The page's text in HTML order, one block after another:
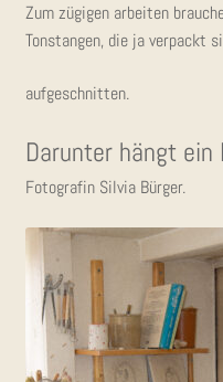
Zum zügi­gen arbei­ten
Ton­stan­gen, die ja ver­packt
auf­ge­schnit­ten.
Dar­un­ter hängt ein
Foto­gra­fin Sil­via Bürger.